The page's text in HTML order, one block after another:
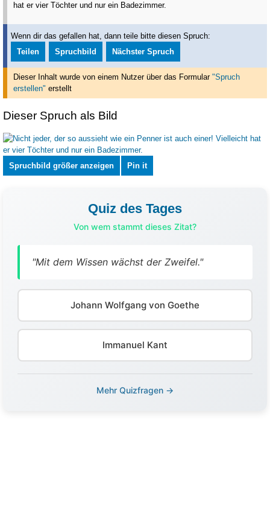
hat er vier Töchter und nur ein Badezimmer.
Wenn dir das gefallen hat, dann teile bitte diesen Spruch:
Teilen
Spruchbild Nächster Spruch
Dieser Inhalt wurde von einem Nutzer über das Formular "Spruch
erstellen" erstellt
Dieser Spruch als Bild
Spruchbild größer anzeigen Pin it
Quiz des Tages
Von wem stammt dieses Zitat?
"Mit dem Wissen wächst der Zweifel."
Johann Wolfgang von Goethe
Immanuel Kant
Mehr Quizfragen →